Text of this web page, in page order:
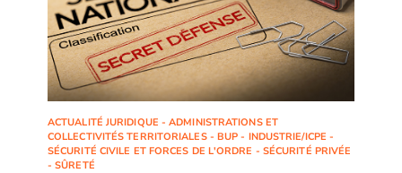
ACTUALITÉ JURIDIQUE - ADMINISTRATIONS ET
COLLECTIVITÉS TERRITORIALES - BUP - INDUSTRIE/ICPE -
SÉCURITÉ CIVILE ET FORCES DE L'ORDRE - SÉCURITÉ PRIVÉE
- SÛRETÉ